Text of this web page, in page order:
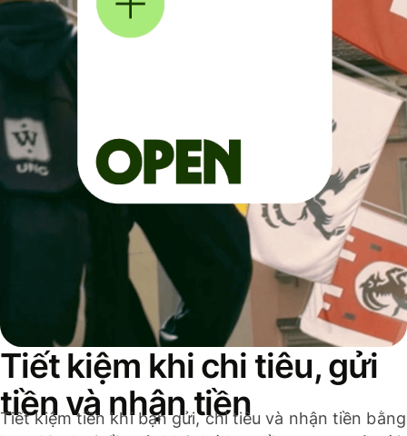
Tiết kiệm khi chi tiêu, gửi
tiền và nhận tiền
Tiết kiệm tiền khi bạn gửi, chi tiêu và nhận tiền bằng